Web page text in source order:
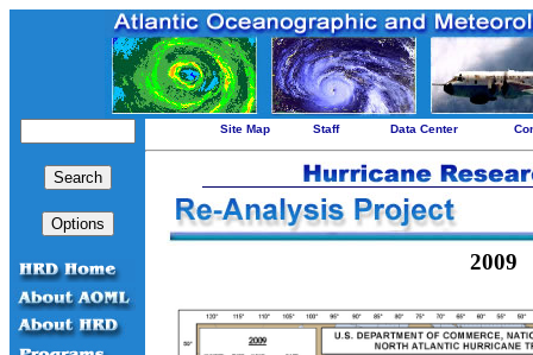
Site Map Staff Data Center
2009